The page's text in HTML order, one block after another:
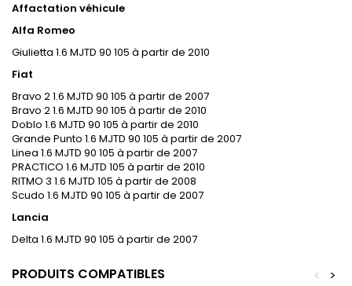
Affactation véhicule
Alfa Romeo
Giulietta 1.6 MJTD 90 105 à partir de 2010
Fiat
Bravo 2 1.6 MJTD 90 105 à partir de 2007
Bravo 2 1.6 MJTD 90 105 à partir de 2010
Doblo 1.6 MJTD 90 105 à partir de 2010
Grande Punto 1.6 MJTD 90 105 à partir de 2007
Linea 1.6 MJTD 90 105 à partir de 2007
PRACTICO 1.6 MJTD 105 à partir de 2010
RITMO 3 1.6 MJTD 105 à partir de 2008
Scudo 1.6 MJTD 90 105 à partir de 2007
Lancia
Delta 1.6 MJTD 90 105 à partir de 2007
PRODUITS COMPATIBLES >
<